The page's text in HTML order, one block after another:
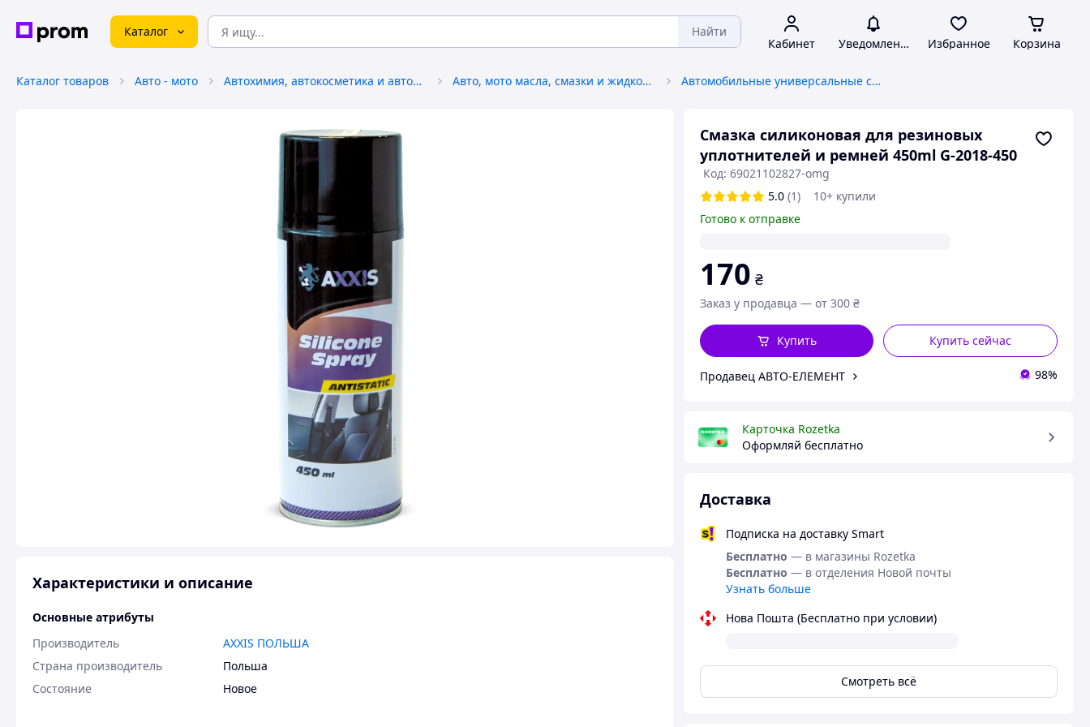
Каталог Найти
Кабинет Уведомления Избранное Корзина
Каталог товаров Авто - мото Автохимия, автокосметика и автомасла Авто, мото масла, смазки и жидкости Автомобильные универсальные смазки
Смазка силиконовая для резиновых
уплотнителей и ремней 450ml G-2018-450
Код: 69021102827-omg
5.0 (1)
10+ купили
Готово к отправке
170 ₴
Заказ у продавца — от 300 ₴
Купить сейчас
Купить
Продавец АВТО-ЕЛЕМЕНТ 98%
Карточка Rozetka
Оформляй бесплатно
Доставка
Подписка на доставку Smart
Бесплатно — в магазины Rozetka
Бесплатно — в отделения Новой почты
Узнать больше
Нова Пошта (Бесплатно при условии)
Смотреть всё
Характеристики и описание
Основные атрибуты
Производитель
AXXIS ПОЛЬША
Страна производитель
Польша
Состояние
Новое